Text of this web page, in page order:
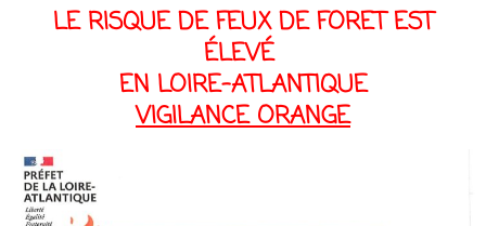
LE RISQUE DE FEUX DE FORET EST
ÉLEVÉ
EN LOIRE-ATLANTIQUE
VIGILANCE ORANGE